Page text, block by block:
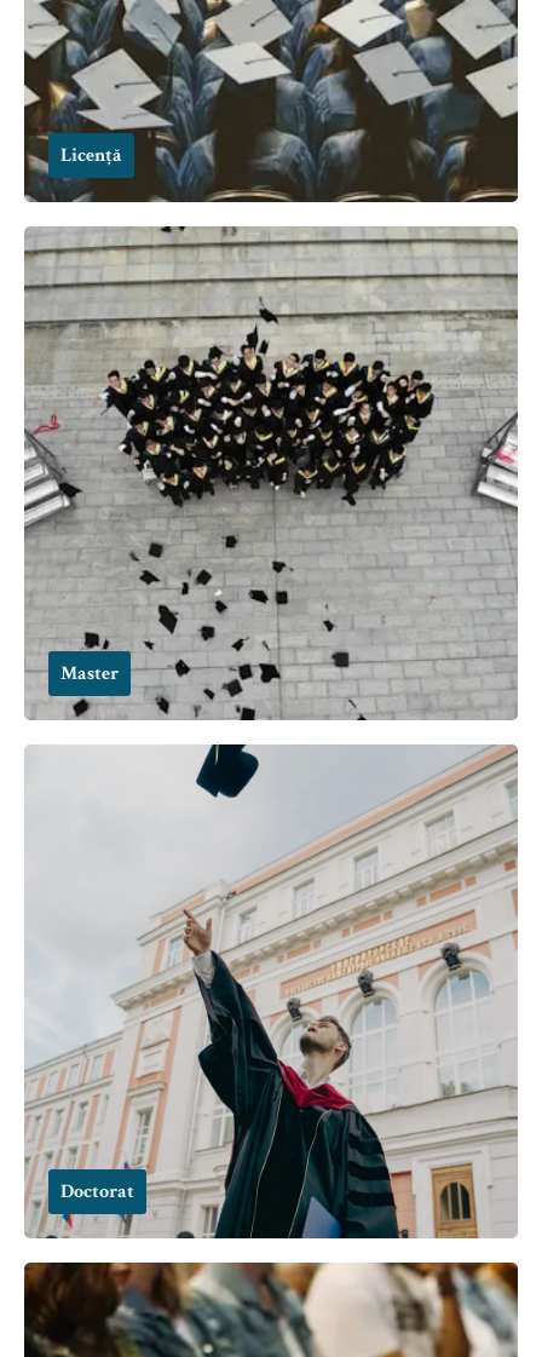
Licență
Master
Doctorat